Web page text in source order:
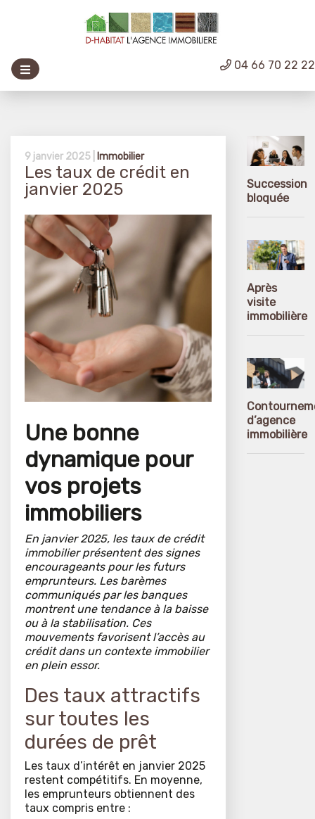
04 66 70 22 22
9 janvier 2025 | Immobilier
Les taux de crédit en
janvier 2025
Une bonne
dynamique pour
vos projets
immobiliers
En janvier 2025, les taux de crédit
immobilier présentent des signes
encourageants pour les futurs
emprunteurs. Les barèmes
communiqués par les banques
montrent une tendance à la baisse
ou à la stabilisation. Ces
mouvements favorisent l’accès au
crédit dans un contexte immobilier
en plein essor.
Des taux attractifs
sur toutes les
durées de prêt
Les taux d’intérêt en janvier 2025
restent compétitifs. En moyenne,
les emprunteurs obtiennent des
taux compris entre :
Succession
bloquée
Après
visite
immobilière
d’agence
immobilière